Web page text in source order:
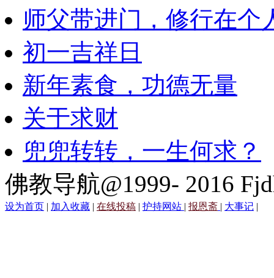
师父带进门，修行在个
初一吉祥日
新年素食，功德无量
关于求财
兜兜转转，一生何求？
佛教导航@1999- 2016
设为首页 | 加入收藏 | 在线投稿 | 护持网站 | 报恩斋 | 大事记 |